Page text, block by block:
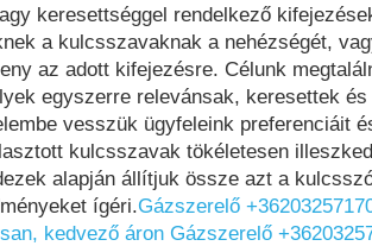
keresettséggel rendelkező
a kulcsszavaknak a nehézségét,
az adott kifejezésre. Célunk
egyszerre relevánsak, keresettek
vesszük ügyfeleink preferenciáit
kulcsszavak tökéletesen
alapján állítjuk össze azt a
ígéri.Gázszerelő
kedvező áron Gázszerelő